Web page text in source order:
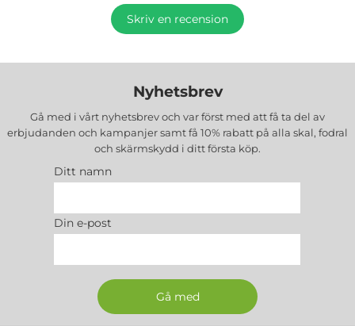
Skriv en recension
Nyhetsbrev
Gå med i vårt nyhetsbrev och var först med att få ta del av
erbjudanden och kampanjer samt få 10% rabatt på alla skal, fodral
och skärmskydd i ditt första köp.
Ditt namn
Din e-post